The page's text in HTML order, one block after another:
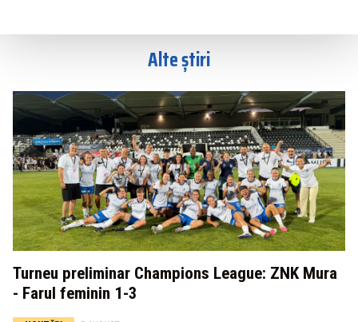
Alte știri
Turneu preliminar Champions League: ZNK Mura
- Farul feminin 1-3